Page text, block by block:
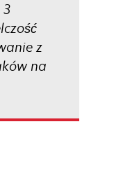
3
z
na